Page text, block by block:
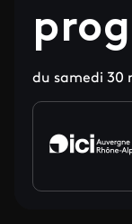
du samedi 30